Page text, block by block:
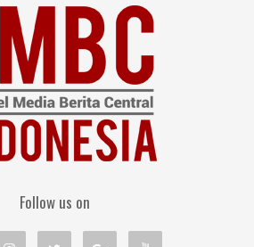
Follow us on